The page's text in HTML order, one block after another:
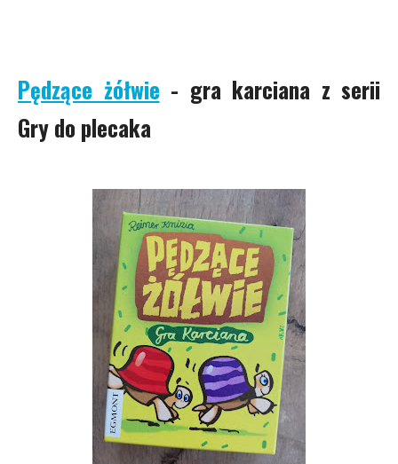
Pędzące żółwie - gra karciana z serii
Gry do plecaka